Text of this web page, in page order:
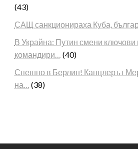
(43)
САЩ санкционираха Куба,
В Украйна: Путин смени ключови
командири… (40)
Спешно в Берлин! Канцлерът
на… (38)